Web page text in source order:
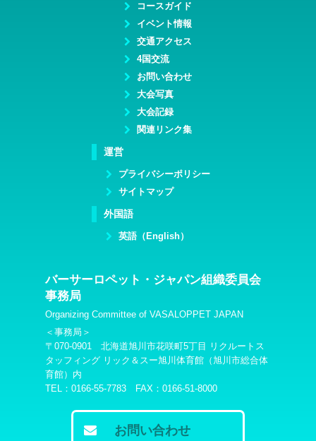
コースガイド
イベント情報
交通アクセス
4国交流
お問い合わせ
大会写真
大会記録
関連リンク集
運営
プライバシーポリシー
サイトマップ
外国語
英語（English）
バーサーロペット・ジャパン組織委員会
事務局
Organizing Committee of VASALOPPET JAPAN
＜事務局＞
〒070-0901 北海道旭川市花咲町5丁目 リクルートス
タッフィング リック＆スー旭川体育館（旭川市総合体
育館）内
TEL：0166-55-7783 FAX：0166-51-8000
お問い合わせ